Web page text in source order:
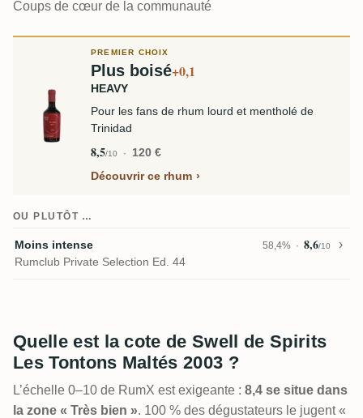
Coups de cœur de la communauté
PREMIER CHOIX
Plus boisé+0,1
HEAVY
Pour les fans de rhum lourd et mentholé de
Trinidad
8,5/10
120 €
Découvrir ce rhum
OU PLUTÔT …
Moins intense 58,4% 8,6/10
Rumclub Private Selection Ed. 44
Quelle est la cote de Swell de Spirits
Les Tontons Maltés 2003 ?
L’échelle 0–10 de RumX est exigeante : 8,4 se situe dans
la zone « Très bien ». 100 % des dégustateurs le jugent «